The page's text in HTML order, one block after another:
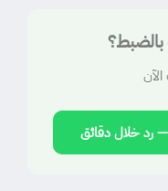
خلال دقائق